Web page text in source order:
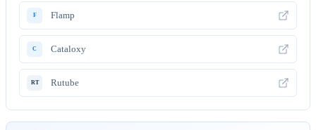
F Flamp
C Cataloxy
RT Rutube